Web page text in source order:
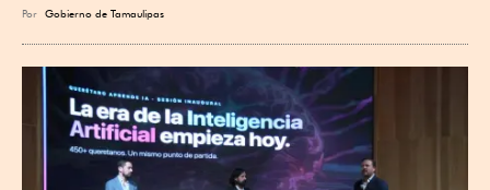
Por Gobierno de Tamaulipas